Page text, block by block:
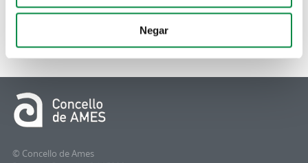
Negar
Certificados, informes y documentación
© Concello de Ames